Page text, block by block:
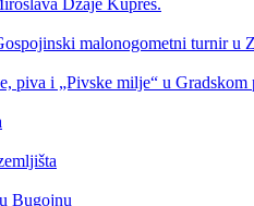
malonogometni turnir u
piva i „Pivske milje“ u Gradskom
Bugojnu